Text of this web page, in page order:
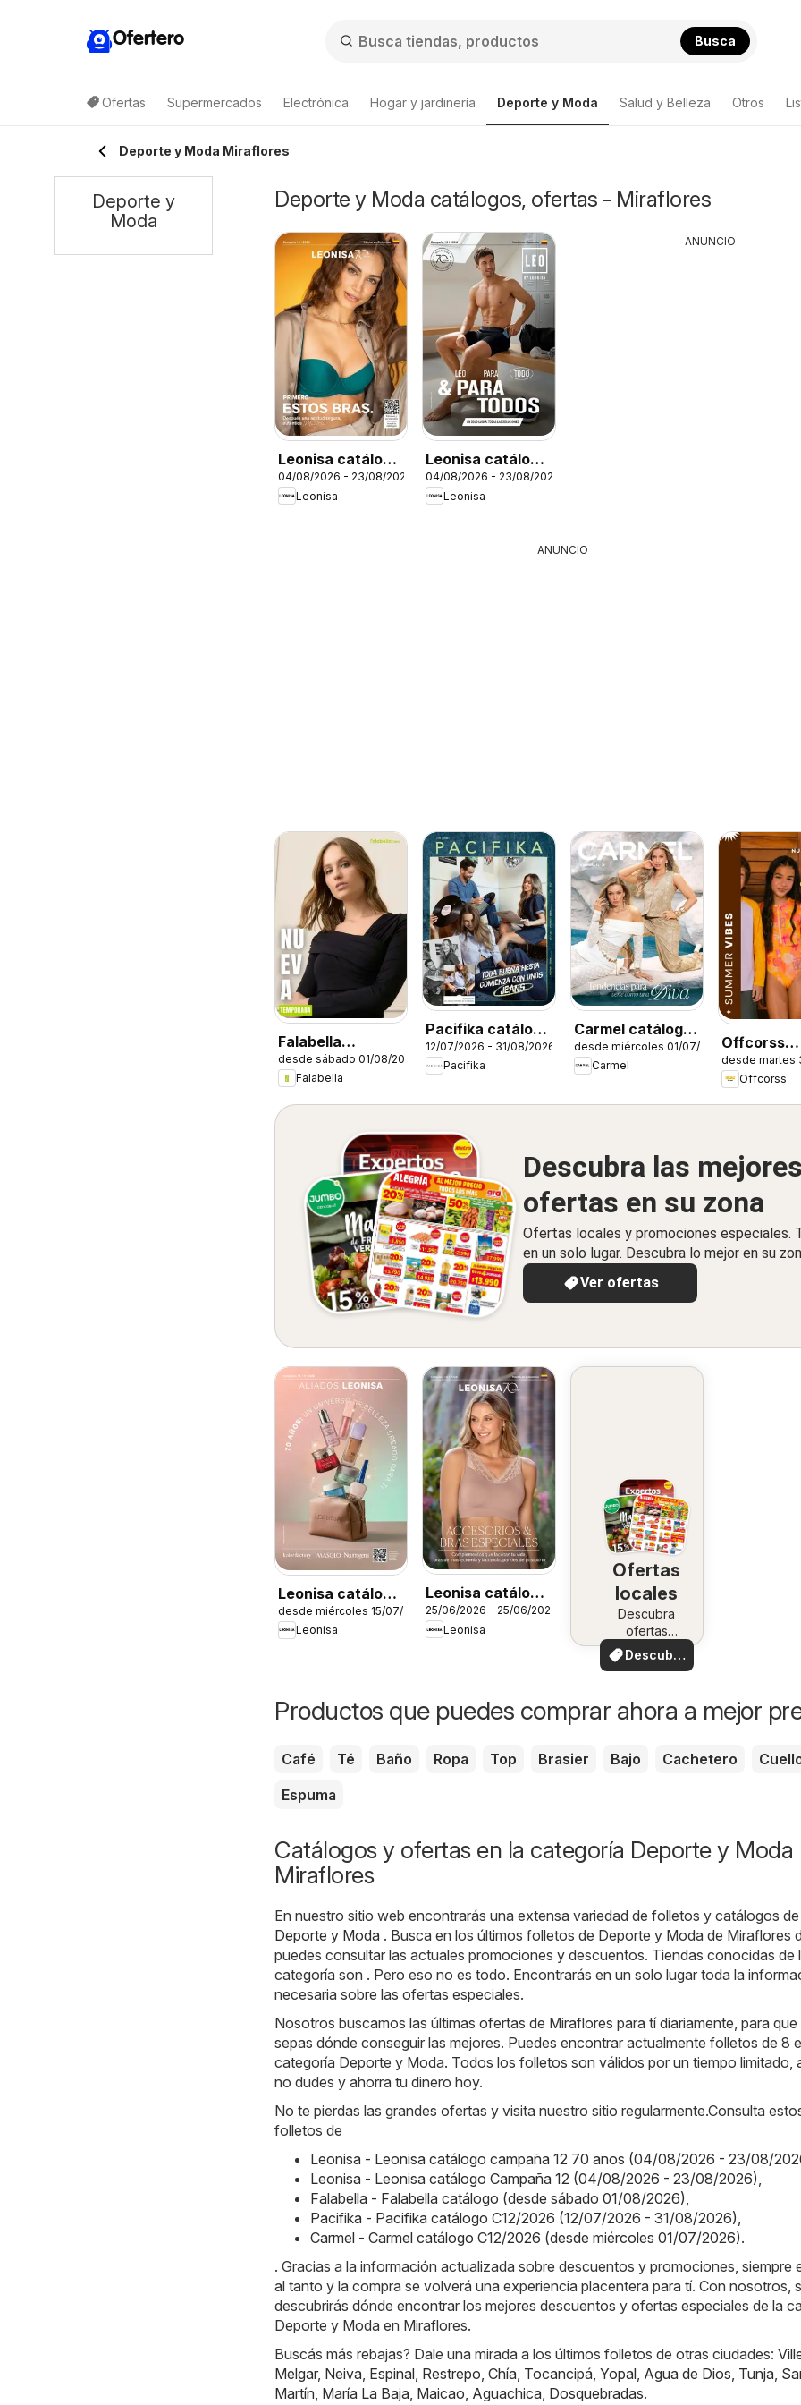
Ofertero Busca
Ofertas Supermercados Electrónica Hogar y jardinería Deporte y Moda Salud y Belleza Otros
Deporte y Moda Miraflores
Deporte y Moda catálogos, ofertas - Miraflores
Leonisa catálogo
campaña 12 70
anos
04/08/2026 - 23/08/2026
Leonisa
Leonisa catálogo
Campaña 12
04/08/2026 - 23/08/2026
Leonisa
ANUNCIO
ANUNCIO
Falabella
catálogo
desde sábado 01/08/2026
Falabella
Pacifika catálogo
C12/2026
12/07/2026 - 31/08/2026
Pacifika
Carmel catálogo
C12/2026
desde miércoles 01/07/2026
Carmel
Offcorss
catálogo
desde martes
Offcorss
Descubra las mejores
ofertas en su zona
Ofertas locales y promociones especiales.
en un solo lugar. Descubra lo mejor en su
Ver ofertas
Leonisa catálogo
aliados
desde miércoles 15/07/2026
Leonisa
Leonisa catálogo
Campaña 10
25/06/2026 - 25/06/2027
Leonisa
Ofertas
locales
Descubra
ofertas
especiales
Descubre
ofertas
Productos que puedes comprar ahora a mejor
Café Té Baño Ropa Top Brasier Bajo Cachetero
Espuma
Catálogos y ofertas en la categoría Deporte y Moda
Miraflores
En nuestro sitio web encontrarás una extensa variedad de folletos y catálogos de
Deporte y Moda . Busca en los últimos folletos de Deporte y Moda de Miraflores
puedes consultar las actuales promociones y descuentos. Tiendas conocidas de
categoría son . Pero eso no es todo. Encontrarás en un solo lugar toda la
necesaria sobre las ofertas especiales.
Nosotros buscamos las últimas ofertas de Miraflores para tí diariamente, para que
sepas dónde conseguir las mejores. Puedes encontrar actualmente folletos de 8
categoría Deporte y Moda. Todos los folletos son válidos por un tiempo limitado,
no dudes y ahorra tu dinero hoy.
No te pierdas las grandes ofertas y visita nuestro sitio regularmente.Consulta
folletos de
Leonisa - Leonisa catálogo campaña 12 70 anos (04/08/2026 - 23/08/
Leonisa - Leonisa catálogo Campaña 12 (04/08/2026 - 23/08/2026)
Falabella - Falabella catálogo (desde sábado 01/08/2026)
Pacifika - Pacifika catálogo C12/2026 (12/07/2026 - 31/08/2026)
Carmel - Carmel catálogo C12/2026 (desde miércoles 01/07/2026).
. Gracias a la información actualizada sobre descuentos y promociones, siempre
al tanto y la compra se volverá una experiencia placentera para tí. Con nosotros,
descubrirás dónde encontrar los mejores descuentos y ofertas especiales de la
Deporte y Moda en Miraflores.
Buscás más rebajas? Dale una mirada a los últimos folletos de otras ciudades:
Melgar, Neiva Espinal Restrepo Chía Tocancipá Yopal Agua de Dios Tunja
Martín María La Baja Maicao Aguachica Dosquebradas.
Deporte y
Moda